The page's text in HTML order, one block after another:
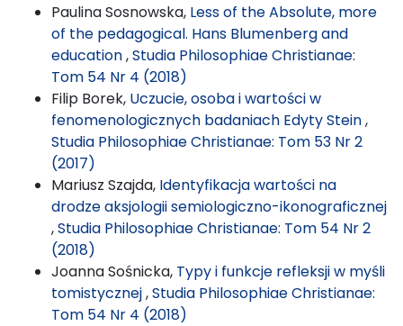
Paulina Sosnowska, Less of the Absolute, more
of the pedagogical. Hans Blumenberg and
education,Studia Philosophiae Christianae:
Tom 54 Nr 4 (2018)
Filip Borek, Uczucie, osoba i wartości w
fenomenologicznych badaniach Edyty Stein,
Studia Philosophiae Christianae: Tom 53 Nr 2
(2017)
Mariusz Szajda, Identyfikacja wartości na
drodze aksjologii semiologiczno-ikonograficznej
,Studia Philosophiae Christianae: Tom 54 Nr 2
(2018)
Joanna Sośnicka, Typy i funkcje refleksji w myśli
tomistycznej,Studia Philosophiae Christianae:
Tom 54 Nr 4 (2018)